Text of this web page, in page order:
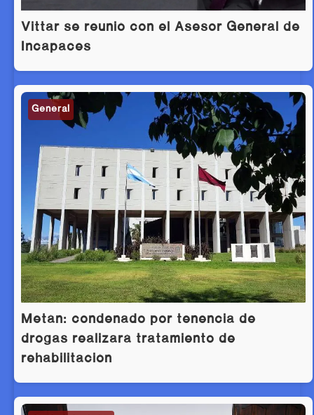
Vittar se reunió con el Asesor General de
Incapaces
General
Metán: condenado por tenencia de
drogas realizará tratamiento de
rehabilitación